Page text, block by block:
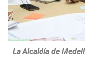
La Alcaldía de